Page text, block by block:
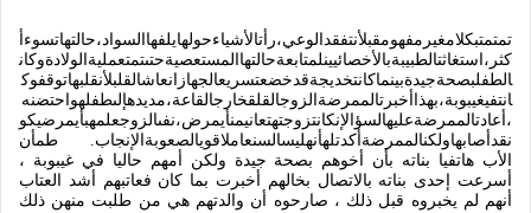
تمتمتبكلامغيرمفهومقبلأنتفقدالوعي،رأتالأشياءحولهايلفهاالسواد،حالتهاتسوءأ
كثر،استغاثتالطبيبةبالأخصائيينلمتابعةحالتهاالمستعصيةحتىتمتعمليةالولادةوكان
الطفلبصحةجيدةبينماكانتخديجةقدخضعتسريعالجهازانعاشالقلبلأنقلبهاتوقفوك
انتفيغيبوبة،بهذاأخبرتالممرضةالزوجالقلقخارجالقاعة،مديدهإلىطفلهواحتضنه
،أعادتالممرضةعليهالسؤالإنكانتزوجتهتعانيمنأيمرض،نفىالزوجعلمهبأيمرضيكو
نقدأصابهاولكنالممرضةأكدتلهأنهليسالسنعاملاقويالصعوبةالإنجاب
طمأن
الأب هاتفيا بناته بأن أخوهم بصحة جيدة ولكن أمهم حاليا في غيبوبة ،
أسرعت إحدى بناته بالاتصال بخالهم أخبرت بما كان فعاتبهم أشد العتاب
أنهم لم يخبروه قبل ذلك ، صارحوه أن والدتهم هي من طلبت منهن ذلك